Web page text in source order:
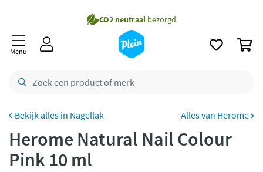
besteld,
Gratisretourneren
Betaal met Klarna
Menu
Nagellak Alles van Herome
Herome Natural Nail Colour
Pink 10 ml